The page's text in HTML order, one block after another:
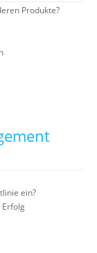
Produkte?
ein?
Erfolg